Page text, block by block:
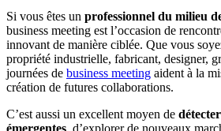
Si vous êtes un professionnel du milieu
business meeting est l’occasion de
innovant de manière ciblée. Que vous
propriété industrielle, fabricant, designer,
journées de business meeting aident à la
création de futures collaborations.
C’est aussi un excellent moyen de
émergentes, d’explorer de nouveaux